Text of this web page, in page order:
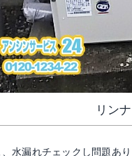
リン
水漏れチェックし問題あ